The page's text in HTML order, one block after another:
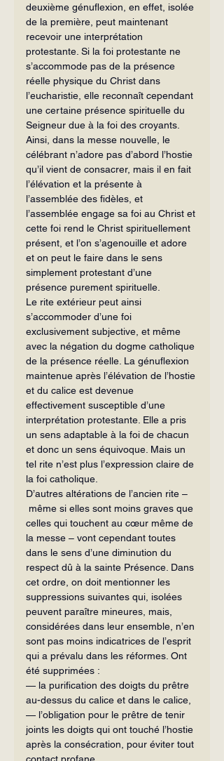
deuxième génuflexion, en effet, isolée
de la première, peut maintenant
recevoir une interprétation
protestante. Si la foi protestante ne
s’accommode pas de la présence
réelle physique du Christ dans
l’eucharistie, elle reconnaît cependant
une certaine présence spirituelle du
Seigneur due à la foi des croyants.
Ainsi, dans la messe nouvelle, le
célébrant n’adore pas d’abord l’hostie
qu’il vient de consacrer, mais il en fait
l’élévation et la présente à
l’assemblée des fidèles, et
l’assemblée engage sa foi au Christ et
cette foi rend le Christ spirituellement
présent, et l’on s’agenouille et adore
et on peut le faire dans le sens
simplement protestant d’une
présence purement spirituelle.
Le rite extérieur peut ainsi
s’accommoder d’une foi
exclusivement subjective, et même
avec la négation du dogme catholique
de la présence réelle. La génuflexion
maintenue après l’élévation de l’hostie
et du calice est devenue
effectivement susceptible d’une
interprétation protestante. Elle a pris
un sens adaptable à la foi de chacun
et donc un sens équivoque. Mais un
tel rite n’est plus l’expression claire de
la foi catholique.
D’autres altérations de l’ancien rite –
même si elles sont moins graves que
celles qui touchent au cœur même de
la messe – vont cependant toutes
dans le sens d’une diminution du
respect dû à la sainte Présence. Dans
cet ordre, on doit mentionner les
suppressions suivantes qui, isolées
peuvent paraître mineures, mais,
considérées dans leur ensemble, n’en
sont pas moins indicatrices de l’esprit
qui a prévalu dans les réformes. Ont
été supprimées :
— la purification des doigts du prêtre
au-dessus du calice et dans le calice,
— l’obligation pour le prêtre de tenir
joints les doigts qui ont touché l’hostie
après la consécration, pour éviter tout
contact profane,